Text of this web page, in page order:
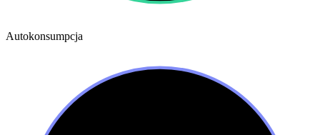
Autokonsumpcja